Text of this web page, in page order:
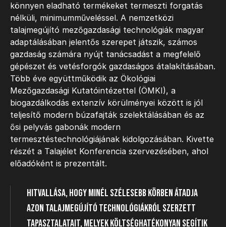
könnyen eladható termékeket termeszti forgatás
nélküli, minimumműveléssel. A nemzetközi
talajmegújító mezőgazdasági technológiák magyar
adaptálásában jelentős szerepet játszik, számos
gazdaság számára nyújt tanácsadást a megfelelő
gépészet és vetésforgók gazdaságos átalakításában.
Több éve együttműködik az Ökológiai
Mezőgazdasági Kutatóintézettel (ÖMKI), a
biogazdálkodás extenzív körülményei között is jól
teljesítő modern búzafajták szelektálásában és az
ősi pelyvás gabonák modern
termesztéstechnológiájának kidolgozásában. Kivette
részét a Talajélet Konferencia szervezésében, ahol
előadóként is prezentált.
Hitvallása, hogy minél szélesebb körben átadja
azon talajmegújító technológiákról szerzett
tapasztalatait, melyek költséghatékonyan segítik